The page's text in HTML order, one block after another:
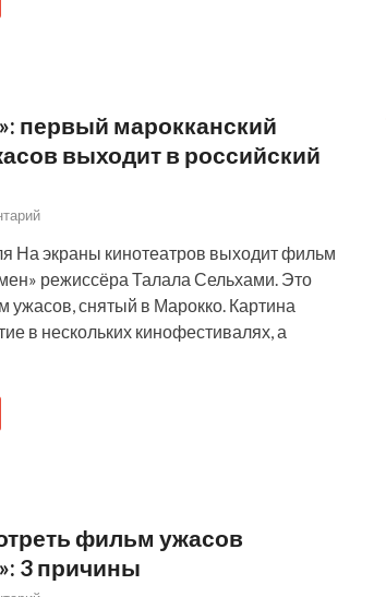
первый марокканский
выходит в российский
На экраны кинотеатров выходит фильм
режиссёра Талала Сельхами. Это
ужасов, снятый в Марокко. Картина
в нескольких кинофестивалях, а
фильм ужасов
3 причины